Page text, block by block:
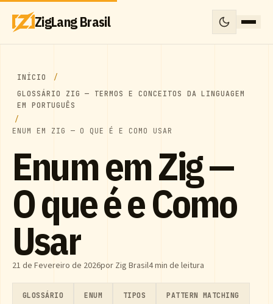
ZigLang Brasil
INÍCIO
GLOSSÁRIO ZIG — TERMOS E CONCEITOS DA LINGUAGEM
EM PORTUGUÊS
ENUM EM ZIG — O QUE É E COMO USAR
Enum em Zig —
O que é e Como
Usar
21 de Fevereiro de 2026por Zig Brasil4 min de leitura
GLOSSÁRIO ENUM TIPOS PATTERN MATCHING